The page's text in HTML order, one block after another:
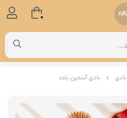
بادی بادی آستین بلند
0